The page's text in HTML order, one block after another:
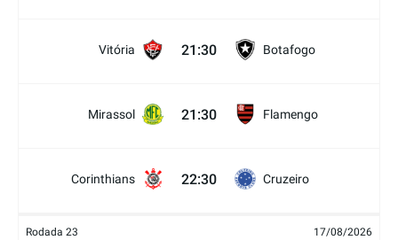
Vitória 21:30 Botafogo
Mirassol 21:30 Flamengo
Corinthians 22:30 Cruzeiro
Rodada 23 17/08/2026